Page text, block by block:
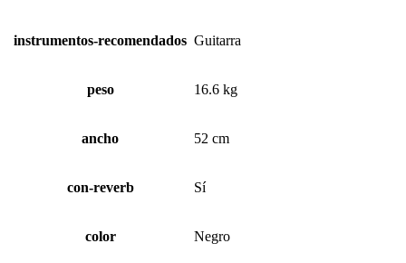
instrumentos-recomendados Guitarra
peso 16.6 kg
ancho 52 cm
con-reverb Sí
color Negro